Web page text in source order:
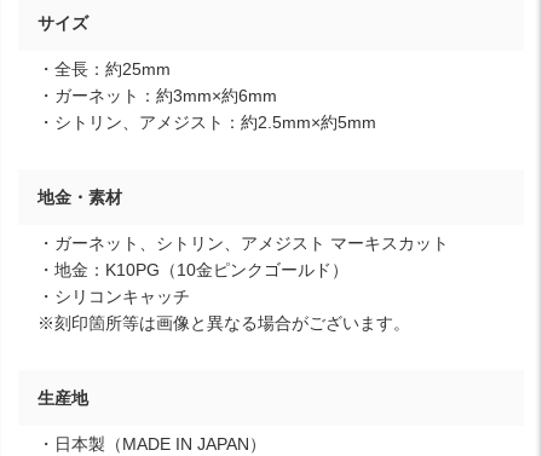
サイズ
・全長：約25mm
・ガーネット：約3mm×約6mm
・シトリン、アメジスト：約2.5mm×約5mm
地金・素材
・ガーネット、シトリン、アメジスト マーキスカット
・地金：K10PG（10金ピンクゴールド）
・シリコンキャッチ
※刻印箇所等は画像と異なる場合がございます。
生産地
・日本製（MADE IN JAPAN）